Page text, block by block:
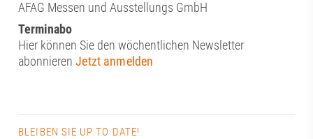
AFAG Messen und Ausstellungs GmbH
Terminabo
Hier können Sie den wöchentlichen Newsletter
abonnierenJetzt anmelden
BLEIBEN SIE UP TO DATE!